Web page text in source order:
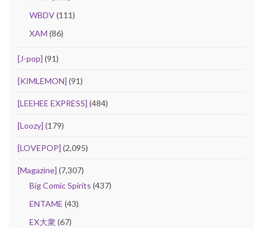
WBDV(111)
XAM (86)
[J-pop] (91)
[KIMLEMON] (91)
[LEEHEE EXPRESS] (484)
[Loozy] (179)
[LOVEPOP] (2,095)
[Magazine] (7,307)
Big Comic Spirits (437)
ENTAME (43)
EX大衆(67)